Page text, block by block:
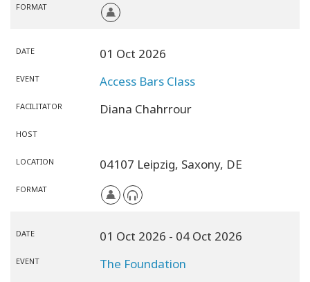
FORMAT
DATE 01 Oct 2026
EVENT Access Bars Class
FACILITATOR Diana Chahrrour
HOST
LOCATION 04107 Leipzig, Saxony, DE
FORMAT
DATE 01 Oct 2026 - 04 Oct 2026
EVENT The Foundation